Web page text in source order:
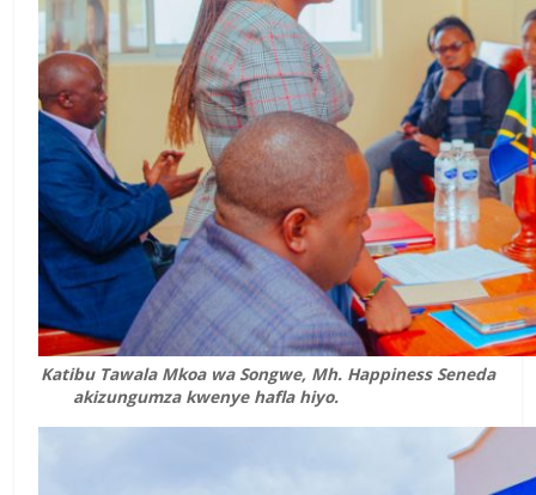
Katibu Tawala Mkoa wa Songwe, Mh. Happiness Seneda
akizungumza kwenye hafla hiyo.